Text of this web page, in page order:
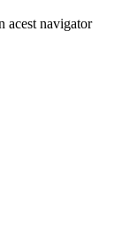
acest navigator